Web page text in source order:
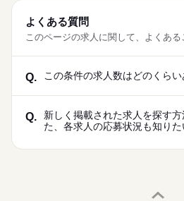
よくある質問
このページの求人に関して、よくある
Q. この条件の求人数はどのくらい
Q.
新しく掲載された求人を探す
た、各求人の応募状況も知りた